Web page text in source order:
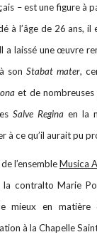
– est une figure à
à l’âge de 26 ans,
Il a laissé une œuvre
son Stabat mater,
et de nombreuses
Salve Reginaen la
ce qu’il aurait pu
l’ensembleMusica
la contralto Marie
mieux en matière
à la Chapelle